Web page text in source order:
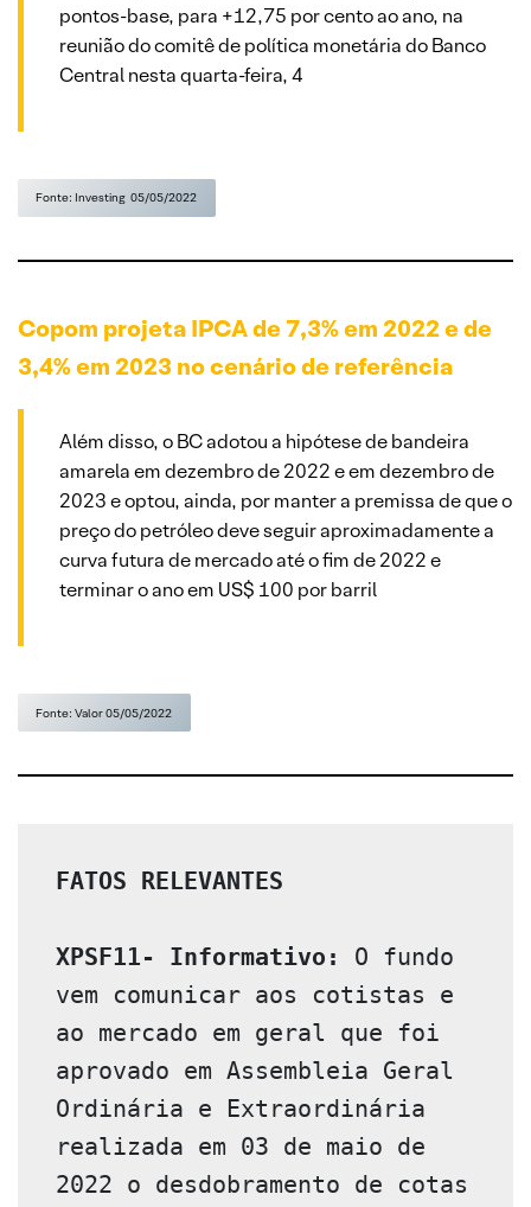
pontos-base, para +12,75 por cento ao ano, na
reunião do comitê de política monetária do Banco
Central nesta quarta-feira, 4
Fonte: Investing 05/05/2022
Copom projeta IPCA de 7,3% em 2022 e de
3,4% em 2023 no cenário de referência
Além disso, o BC adotou a hipótese de bandeira
amarela em dezembro de 2022 e em dezembro de
2023 e optou, ainda, por manter a premissa de que o
preço do petróleo deve seguir aproximadamente a
curva futura de mercado até o fim de 2022 e
terminar o ano em US$ 100 por barril
Fonte: Valor 05/05/2022
FATOS RELEVANTES
XPSF11- Informativo:
O fundo
vem comunicar aos cotistas e
ao mercado em geral que foi
aprovado em Assembleia Geral
Ordinária e Extraordinária
realizada em 03 de maio de
2022 o desdobramento de cotas